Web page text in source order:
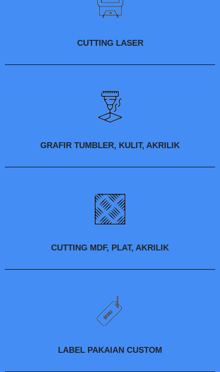
CUTTING LASER
GRAFIR TUMBLER, KULIT, AKRILIK
CUTTING MDF, PLAT, AKRILIK
LABEL PAKAIAN CUSTOM